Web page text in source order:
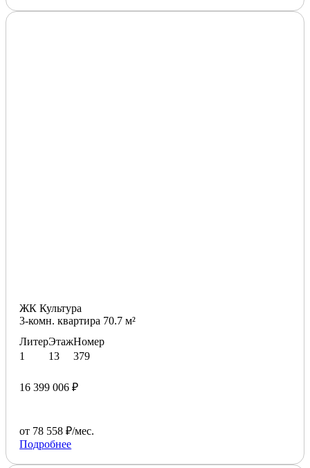
ЖК Культура
3-комн. квартира 70.7 м²
Литер
1
Этаж
13
Номер
379
16 399 006 ₽
от 78 558 ₽/мес.
Подробнее